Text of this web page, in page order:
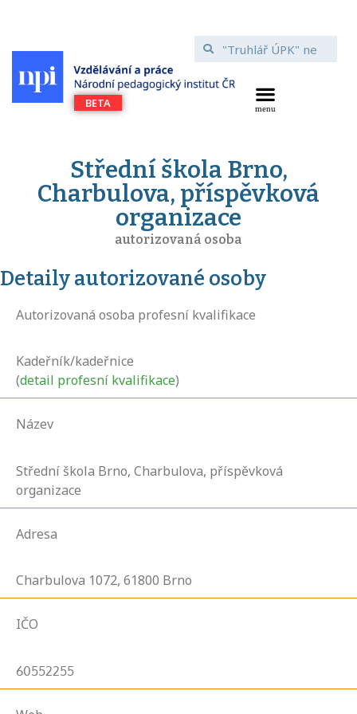
Střední škola Brno,
Charbulova, příspěvková
organizace
autorizovaná osoba
Detaily autorizované osoby
Autorizovaná osoba profesní kvalifikace
Kadeřník/kadeřnice
(detail profesní kvalifikace)
Název
Střední škola Brno, Charbulova, příspěvková
organizace
Adresa
Charbulova 1072, 61800 Brno
IČO
60552255